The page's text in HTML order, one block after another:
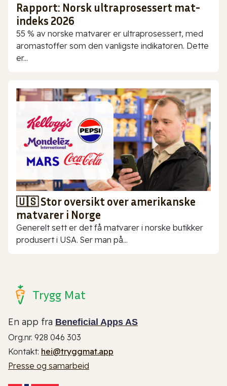
Rapport: Norsk ultraprosessert mat-
indeks 2026
55 % av norske matvarer er ultraprosessert, med
aromastoffer som den vanligste indikatoren. Dette
er...
🇺🇸 Stor oversikt over amerikanske
matvarer i Norge
Generelt sett er det få matvarer i norske butikker
produsert i USA. Ser man på...
Trygg Mat
En app fra Beneficial Apps AS
Org.nr. 928 046 303
Kontakt: hei@tryggmat.app
Presse og samarbeid